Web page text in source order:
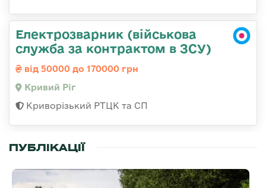
Електрозварник (військова
служба за контрактом в ЗСУ)
від 50000 до 170000 грн
Кривий Ріг
Криворізький РТЦК та СП
ПУБЛІКАЦІЇ